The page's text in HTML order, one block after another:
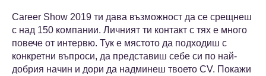
Career Show 2019 ти дава възможност да се срещнеш
с над 150 компании. Личният ти контакт с тях е много
повече от интервю. Тук е мястото да подходиш с
конкретни въпроси, да представиш себе си по най-
добрия начин и дори да надминеш твоето CV. Покажи